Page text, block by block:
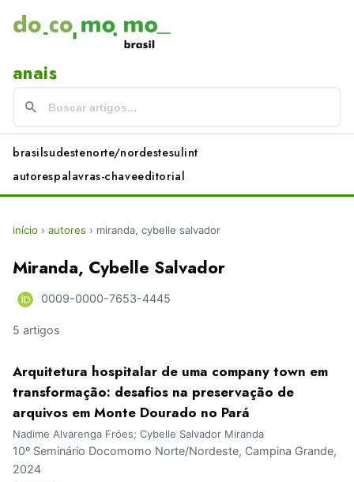
anais
brasilsudestenorte/nordestesulint
autorespalavras-chaveeditorial
início › autores › miranda, cybelle salvador
Miranda, Cybelle Salvador
0009-0000-7653-4445
5 artigos
Arquitetura hospitalar de uma company town em
transformação: desafios na preservação de
arquivos em Monte Dourado no Pará
Nadime Alvarenga Fróes; Cybelle Salvador Miranda
10º Seminário Docomomo Norte/Nordeste, Campina Grande,
2024